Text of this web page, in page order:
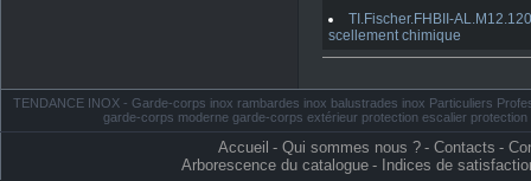
TI.Fischer.FHBII-
scellement chimique
TENDANCE INOX - Garde-corps inox rambardes inox balustrades inox Particuliers
garde-corps moderne garde-corps extérieur protection escalier
Accueil - Qui sommes nous ? - Contacts -
Arborescence du catalogue - Indices de